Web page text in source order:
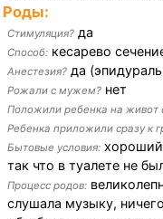
Роды:
Стимуляция? да
Способ: кесарево
Анестезия? да
Рожали с мужем? нет
Положили ребенка на живот
Ребенка приложили сразу к
Бытовые условия: хороший
так что в туалете не
Процесс родов:
слушала музыку,